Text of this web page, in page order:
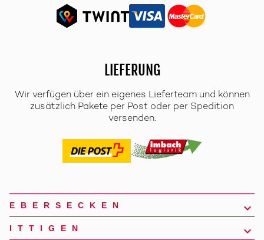
LIEFERUNG
Wir verfügen über ein eigenes Lieferteam und können
zusätzlich Pakete per Post oder per Spedition
versenden.
EBERSECKEN
ITTIGEN